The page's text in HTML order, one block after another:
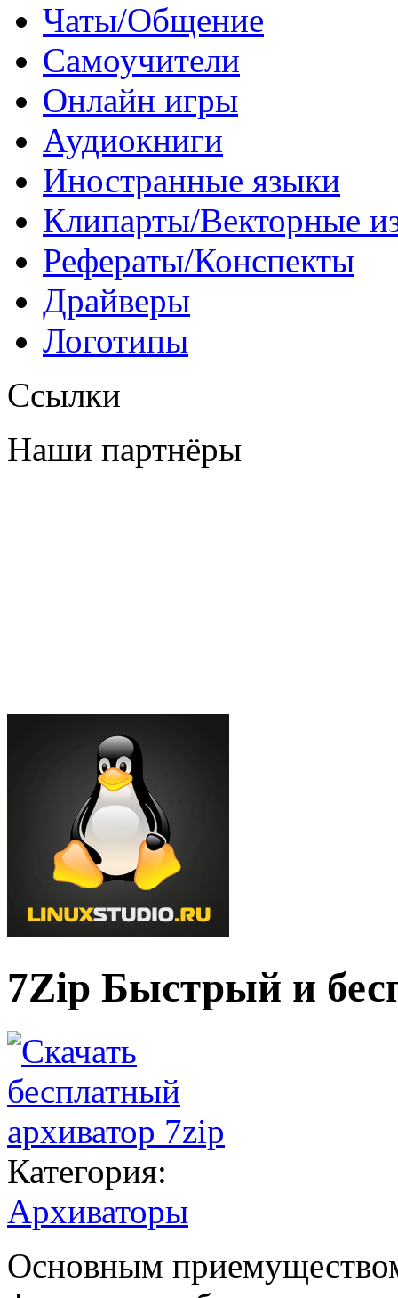
Чаты/Общение
Самоучители
Онлайн игры
Аудиокниги
Иностранные языки
Клипарты/Векторные
Рефераты/Конспекты
Драйверы
Логотипы
Ссылки
Наши партнёры
7Zip Быстрый и
Категория:
Архиваторы
Основным